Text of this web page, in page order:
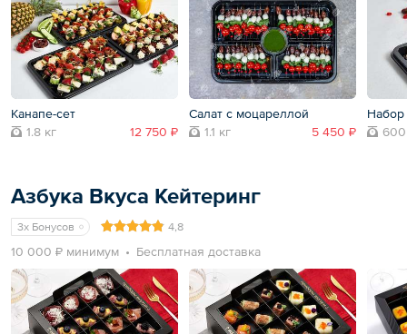
Канапе-сет
1.8 кг
12 750 ₽
Салат с моцареллой
1.1 кг
5 450 ₽
600
Азбука Вкуса Кейтеринг
3x Бонусов 4,8
10 000 ₽ минимум Бесплатная доставка